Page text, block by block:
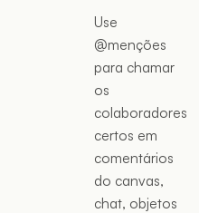
Use
@menções
para chamar
os
colaboradores
certos em
comentários
do canvas,
chat, objetos